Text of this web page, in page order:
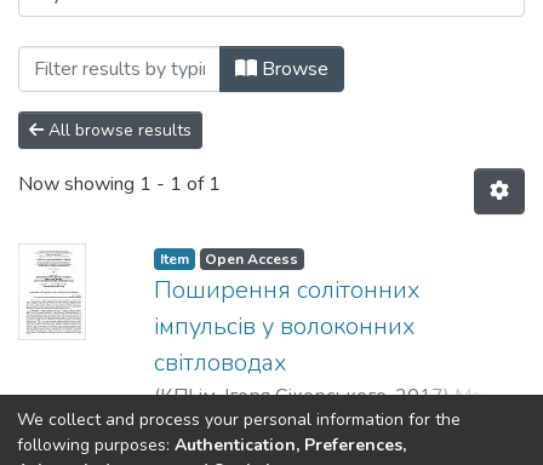
Browsing Секція С. Електромагнітна
Browse
All browse results
Now showing 1 - 1 of 1
Item Open Access
Поширення солітонних
імпульсів у волоконних
світловодах
(КПІ ім. Ігоря Сікорського,2017)Марті,
Міріам
Show more
We collect and process your personal information for the
following purposes: Authentication, Preferences,